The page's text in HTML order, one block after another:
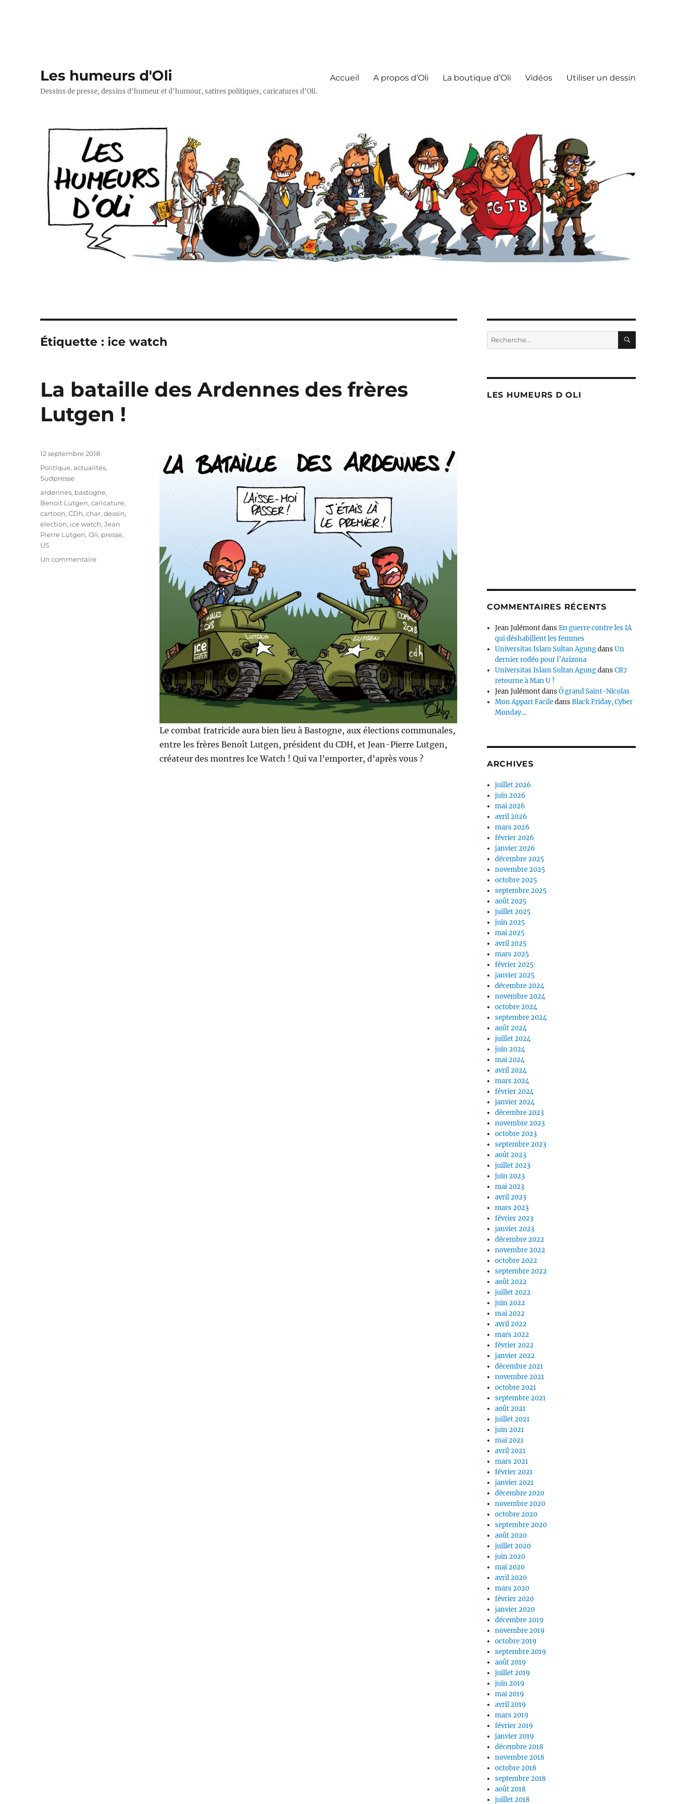
Les humeurs d'Oli
Dessins de presse, dessins d'humeur et d'humour, satires politiques, caricatures d'Oli.
Accueil A propos d’Oli La boutique d’Oli Vidéos Utiliser un dessin
Étiquette : ice watch
La bataille des Ardennes des frères
Lutgen !
Le combat fratricide aura bien lieu à Bastogne, aux élections communales,
entre les frères Benoît Lutgen, président du CDH, et Jean-Pierre Lutgen,
créateur des montres Ice Watch ! Qui va l’emporter, d’après vous ?
Publié
12 septembre 2018
Catégories
Politique, actualités,
Sudpresse
Étiquettes
ardennes, bastogne,
Benoit Lutgen,caricature,
cartoon,CDh,char,dessin,
election, ice watch,Jean
Pierre Lutgen,Oli, presse,
US
Un commentairesur
Recherche
pour :
LES HUMEURS D OLI
COMMENTAIRES RÉCENTS
Jean JulémontdansEn guerre contre les IA
qui déshabillent les femmes
Universitas Islam Sultan AgungdansUn
dernier rodéo pour l’Arizona
Universitas Islam Sultan AgungdansCR7
retourne à Man U !
Jean JulémontdansÔ grand Saint-Nicolas
Mon Appart FaciledansBlack Friday, Cyber
Monday…
ARCHIVES
juillet 2026
juin 2026
mai 2026
avril 2026
mars 2026
février 2026
janvier 2026
décembre 2025
novembre 2025
octobre 2025
septembre 2025
août 2025
juillet 2025
juin 2025
mai 2025
avril 2025
mars 2025
février 2025
janvier 2025
décembre 2024
novembre 2024
octobre 2024
septembre 2024
août 2024
juillet 2024
juin 2024
mai 2024
avril 2024
mars 2024
février 2024
janvier 2024
décembre 2023
novembre 2023
octobre 2023
septembre 2023
août 2023
juillet 2023
juin 2023
mai 2023
avril 2023
mars 2023
février 2023
janvier 2023
décembre 2022
novembre 2022
octobre 2022
septembre 2022
août 2022
juillet 2022
juin 2022
mai 2022
avril 2022
mars 2022
février 2022
janvier 2022
décembre 2021
novembre 2021
octobre 2021
septembre 2021
août 2021
juillet 2021
juin 2021
mai 2021
avril 2021
mars 2021
février 2021
janvier 2021
décembre 2020
novembre 2020
octobre 2020
septembre 2020
août 2020
juillet 2020
juin 2020
mai 2020
avril 2020
mars 2020
février 2020
janvier 2020
décembre 2019
novembre 2019
octobre 2019
septembre 2019
août 2019
juillet 2019
juin 2019
mai 2019
avril 2019
mars 2019
février 2019
janvier 2019
décembre 2018
novembre 2018
octobre 2018
septembre 2018
août 2018
juillet 2018